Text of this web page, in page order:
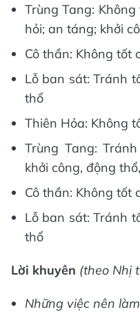
Trùng Tang:
hỏi; an táng; khởi
Cô thần: Không tốt
Lỗ ban sát: Tránh
thổ
Thiên Hỏa: Không
Trùng Tang:
khởi công, động
Cô thần: Không tốt
Lỗ ban sát: Tránh
thổ
Lời khuyên (theo Nhị
Những việc nên